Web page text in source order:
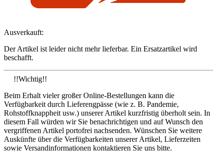
Ausverkauft:
Der Artikel ist leider nicht mehr lieferbar. Ein Ersatzartikel wird
beschafft.
!!Wichtig!!
Beim Erhalt vieler großer Online-Bestellungen kann die
Verfügbarkeit durch Lieferengpässe (wie z. B. Pandemie,
Rohstoffknappheit usw.) unserer Artikel kurzfristig überholt sein. In
diesem Fall würden wir Sie benachrichtigen und auf Wunsch den
vergriffenen Artikel portofrei nachsenden. Wünschen Sie weitere
Auskünfte über die Verfügbarkeiten unserer Artikel, Lieferzeiten
sowie Versandinformationen kontaktieren Sie uns bitte.